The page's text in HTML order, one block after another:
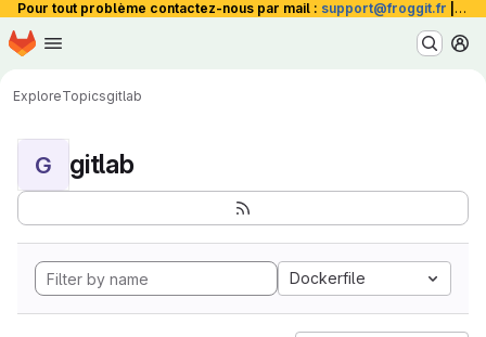
Pour tout problème contactez-nous par mail : support@froggit.fr La
Skip to main content
Homepage
ExploreTopicsgitlab
G gitlab
Dockerfile